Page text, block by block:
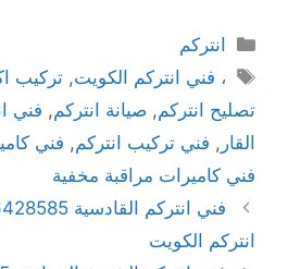
انتركم
، فني انتركم الكويت,تركيب
تصليح انتركم, صيانة انتركم, فني
القار , فني تركيب انتركم, فني
فني كاميرات مراقبة مخفية
انتركم الكويت